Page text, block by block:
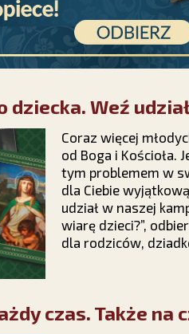
Weź
Coraz więcej
od Boga i Kościoła.
tym problemem w
dla Ciebie
udział w naszej
wiarę dzieci?”,
dla rodziców,
wierze, modlić się
czas. Także na